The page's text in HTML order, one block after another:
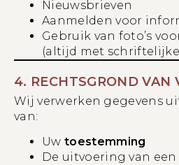
Nieuwsbrieven
Aanmelden voor
Gebruik van foto’s
(altijd met
4. RECHTSGROND VAN
Wij verwerken gegevens
van:
Uw toestemming
De uitvoering van een